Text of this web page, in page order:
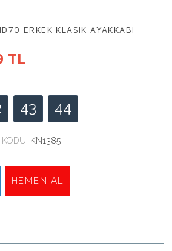
ERKEK KLASIK AYAKKABI
TL
43 44
KN1385
HEMEN AL